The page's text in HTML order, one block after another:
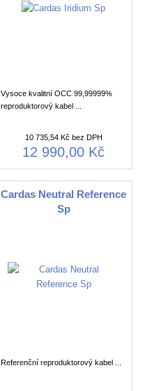
Vysoce kvalitní OCC 99,99999%
reproduktorový kabel ...
10 735,54 Kč bez DPH
12 990,00 Kč
Cardas Neutral Reference
Sp
Referenční reproduktorový kabel ...